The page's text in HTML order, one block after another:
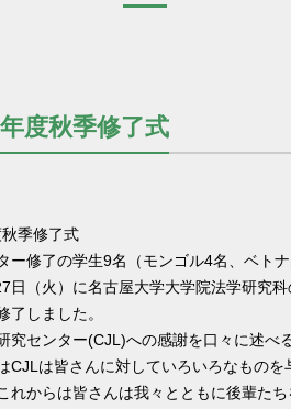
度秋季修了式
季修了式
ー修了の学生9名（モンゴル4名、ベト
日（火）に名古屋大学大学院法学研究
了しました。
究センター(CJL)への感謝を口々に述べ
CJLは皆さんに対していろいろなものを
れからは皆さんは我々とともに後輩た